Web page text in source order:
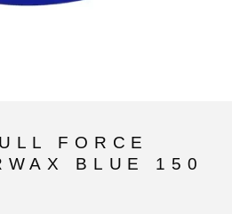
FORCE
BLUE 150